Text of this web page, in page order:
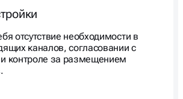
отсутствие необходимости в
каналов, согласовании с
контроле за размещением